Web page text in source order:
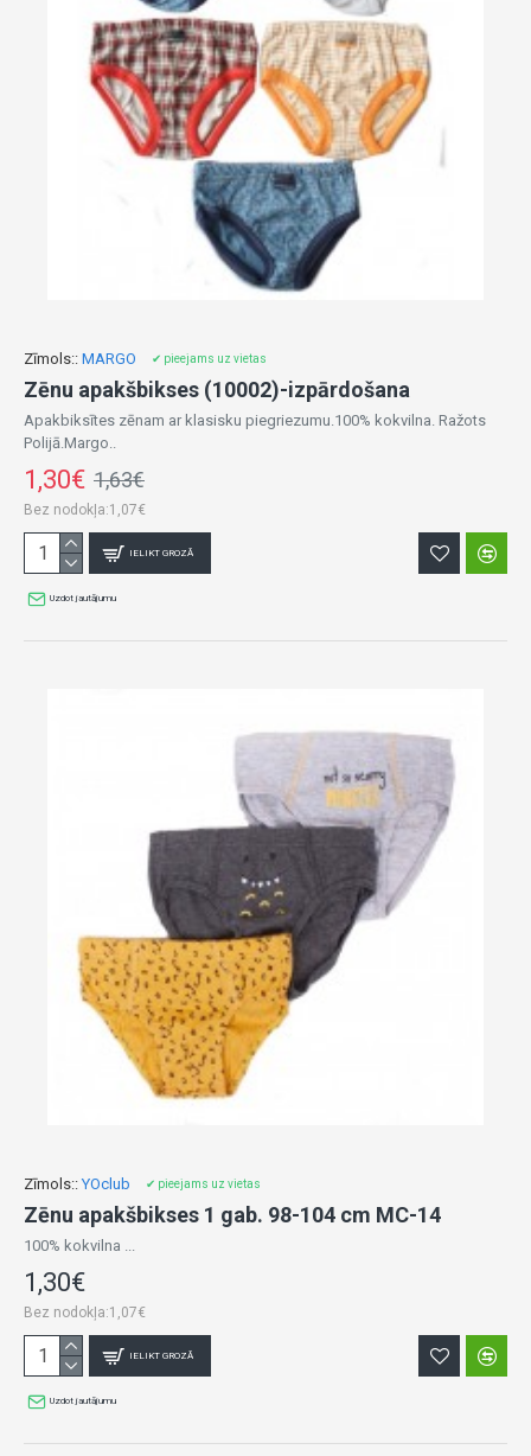
Zīmols:: MARGO ✔ pieejams uz vietas
Zēnu apakšbikses (10002)-izpārdošana
Apakbiksītes zēnam ar klasisku piegriezumu.100% kokvilna. Ražots
Polijā.Margo..
1,30€ 1,63€
Bez nodokļa:1,07€
IELIKT GROZĀ
Uzdot jautājumu
Zīmols:: YOclub ✔ pieejams uz vietas
Zēnu apakšbikses 1 gab. 98-104 cm MC-14
100% kokvilna ...
1,30€
Bez nodokļa:1,07€
IELIKT GROZĀ
Uzdot jautājumu